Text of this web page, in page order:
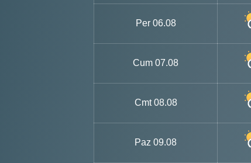
Per 06.08
Cum 07.08
Cmt 08.08
Paz 09.08